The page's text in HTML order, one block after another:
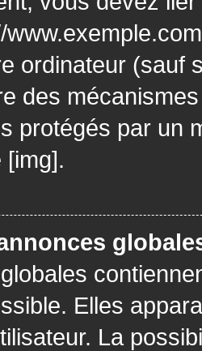
ordinateur (sauf
des
protégés par un
[img].
Elles
La